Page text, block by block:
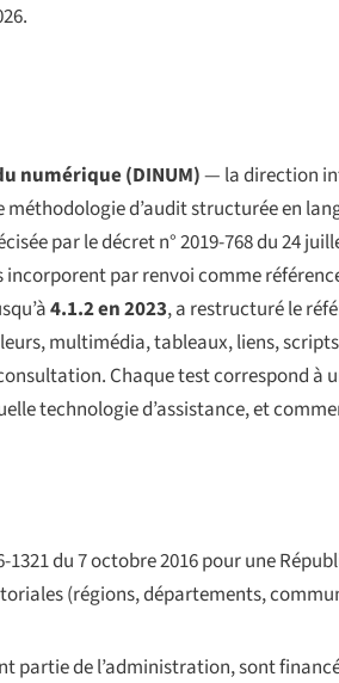
numérique (DINUM)— la direction
d’audit structurée en
par le décretn° 2019-768 du 24
incorporent par renvoi comme
4.1.2 en 2023, a restructuré le
multimédia, tableaux, liens,
Chaque test correspond à
technologie d’assistance, et
1321 du 7 octobre 2016 pour une
(régions, départements,
de l’administration, sont